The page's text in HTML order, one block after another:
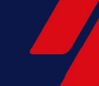
16 h 6 min